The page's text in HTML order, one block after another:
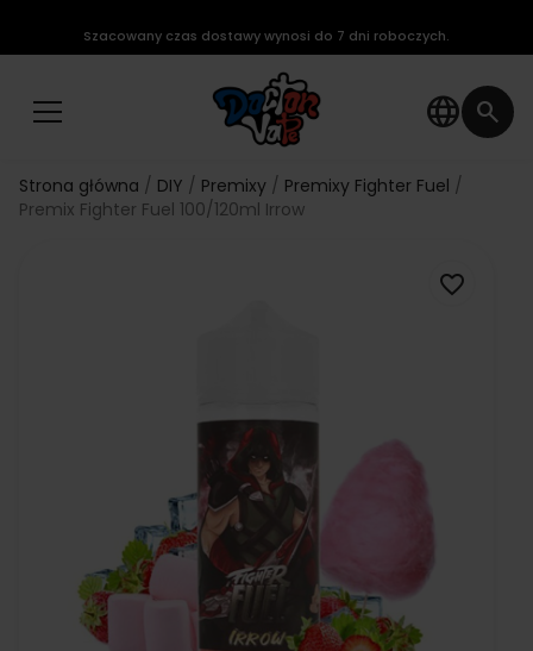
language search
Szacowany czas dostawy wynosi do 7 dni roboczych.
Strona główna DIY Premixy
Premixy Fighter Fuel
Premix Fighter Fuel 100/120ml Irrow
favorite_border